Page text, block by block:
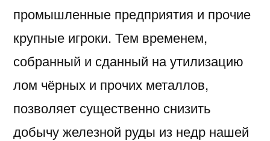
промышленные предприятия и прочие
крупные игроки. Тем временем,
собранный и сданный на утилизацию
лом чёрных и прочих металлов,
позволяет существенно снизить
добычу железной руды из недр нашей